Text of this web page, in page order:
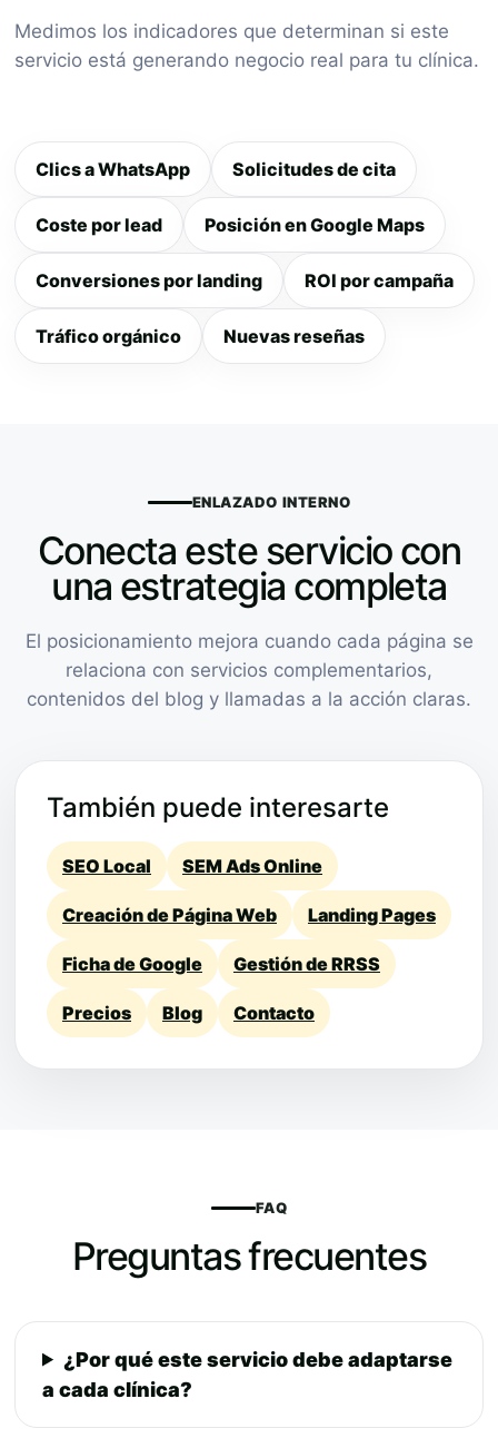
Medimos los indicadores que determinan si este
servicio está generando negocio real para tu clínica.
Clics a WhatsApp Solicitudes de cita
Coste por lead Posición en Google Maps
Conversiones por landing ROI por campaña
Tráfico orgánico Nuevas reseñas
ENLAZADO INTERNO
Conecta este servicio con
una estrategia completa
El posicionamiento mejora cuando cada página se
relaciona con servicios complementarios,
contenidos del blog y llamadas a la acción claras.
También puede interesarte
SEO Local SEM Ads Online
Creación de Página Web Landing Pages
Ficha de Google Gestión de RRSS
Precios Blog Contacto
FAQ
Preguntas frecuentes
¿Por qué este servicio debe adaptarse
a cada clínica?